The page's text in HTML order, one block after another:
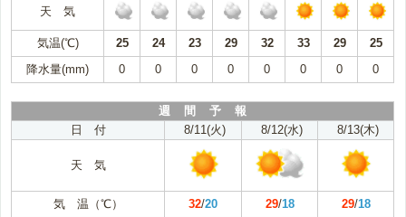
天 気
気温(℃) 25 24 23 29 32 33 29
25
降水量(mm)
0 0 0 0 0 0 0 0
週 間 予 報
日 付
8/11(火) 8/12(水) 8/13(木)
天 気
気 温（℃） 32/20 29/18 29/18